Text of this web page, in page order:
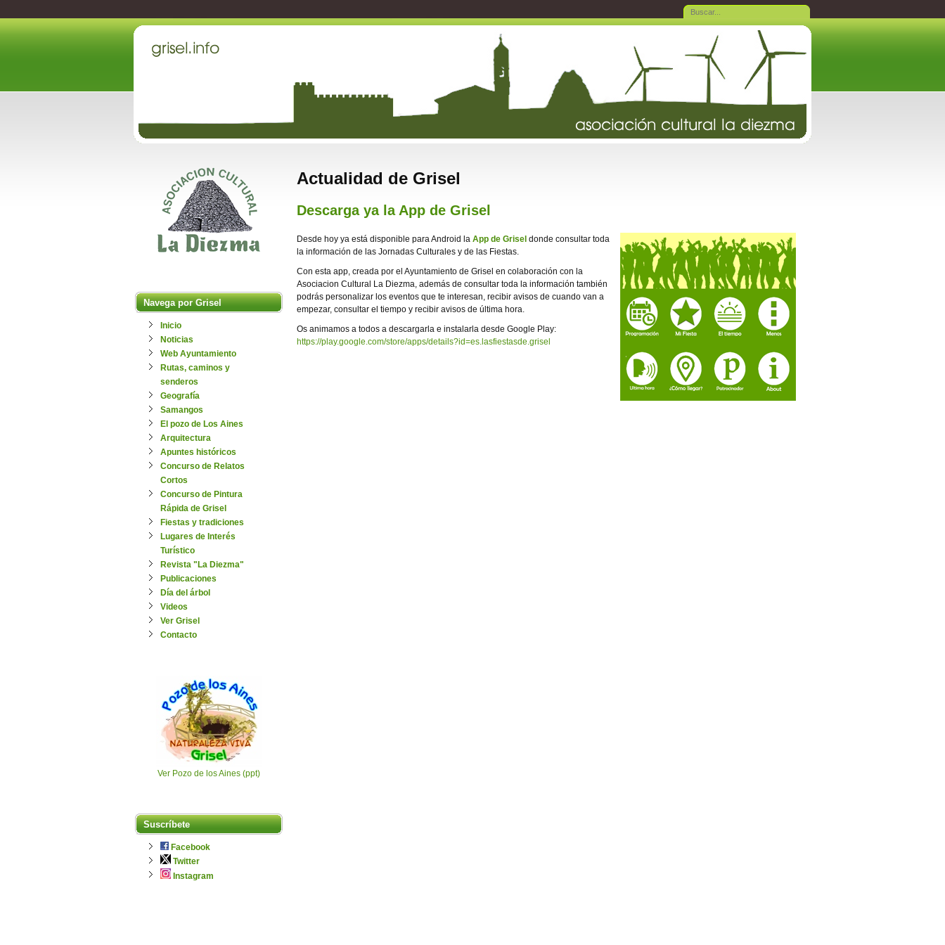
Navega por Grisel
Inicio
Noticias
Web Ayuntamiento
Rutas, caminos y
senderos
Geografía
Samangos
El pozo de Los Aines
Arquitectura
Apuntes históricos
Concurso de Relatos
Cortos
Concurso de Pintura
Rápida de Grisel
Fiestas y tradiciones
Lugares de Interés
Turístico
Revista "La Diezma"
Publicaciones
Día del árbol
Videos
Ver Grisel
Contacto
Ver Pozo de los Aines (ppt)
Suscríbete
Facebook
Twitter
Instagram
Actualidad de Grisel
Descarga ya la App de Grisel
Desde hoy ya está disponible para Android la App de Grisel donde consultar toda
la información de las Jornadas Culturales y de las Fiestas.
Con esta app, creada por el Ayuntamiento de Grisel en colaboración con la
Asociacion Cultural La Diezma, además de consultar toda la información también
podrás personalizar los eventos que te interesan, recibir avisos de cuando van a
empezar, consultar el tiempo y recibir avisos de última hora.
Os animamos a todos a descargarla e instalarla desde Google Play:
https://play.google.com/store/apps/details?id=es.lasfiestasde.grisel